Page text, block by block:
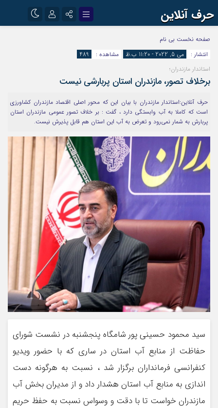
حرف آنلاین
اینستاگرام
آپارات
رمز عبور
مرا به خاطر بسپار
صفحه نخست بی نام
انتشار :
می 5, 2022 - 11:20 ب.ظ مشاهده :
489
استاندار مازندران؛
برخلاف تصور، مازندران استان پربارشی نیست
حرف آنلاین:استاندار مازندران با بیان این که محور اصلی اقتصاد مازندران کشاورزی
است که کاملا به آب وابستگی دارد ، گفت : بر خلاف تصور عمومی مازندران استان
پربارش به شمار نمی‌رود و تعرض به آب این استان هم قابل پذیرش نیست.
سید محمود حسینی پور شامگاه پنجشنبه در نشست شورای
حفاظت از منابع آب استان در ساری که با حضور ویدیو
کنفرانسی فرمانداران برگزار شد ، نسبت به هرگونه دست
اندازی به منابع آب استان هشدار داد و از مدیران بخش آب
مازندران خواست تا با دقت و وسواس نسبت به حفظ حریم